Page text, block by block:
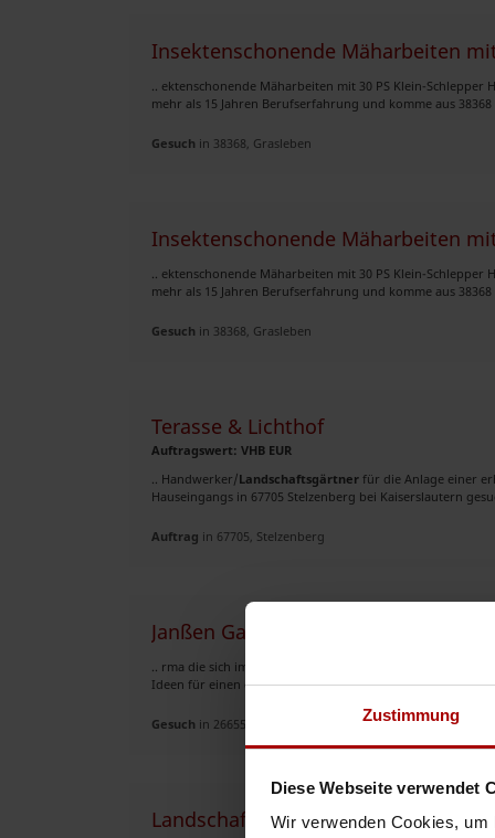
Zustimmung
Diese Webseite verwendet
Wir verwenden Cookies,
Insektenschonende Mäharbeiten
.. ektenschonende Mäharbeiten mit 30 PS Klein-Schlepper
mehr als 15 Jahren Berufserfahrung und komme aus
Gesuch in 38368, Grasleben
Insektenschonende Mäharbeiten
.. ektenschonende Mäharbeiten mit 30 PS Klein-Schlepper
mehr als 15 Jahren Berufserfahrung und komme aus
Gesuch in 38368, Grasleben
Terasse & Lichthof
Auftragswert: VHB EUR
.. Handwerker/Landschaftsgärtner für die Anlage einer
Hauseingangs in 67705 Stelzenberg bei Kaiserslautern
Auftrag in 67705, Stelzenberg
Janßen Garten- und Landschaftsbau
.. rma die sich im Juli 2010 gegründet hat. Ich bin ein sehr
Ideen für einen gepflegten Garten, in dem man sich
Gesuch in 26655, Westerstede
Landschaftsgärtner gesucht